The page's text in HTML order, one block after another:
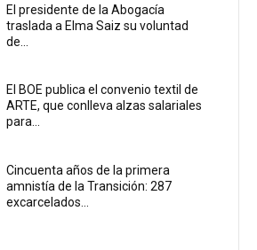
El presidente de la Abogacía
traslada a Elma Saiz su voluntad
de...
El BOE publica el convenio textil de
ARTE, que conlleva alzas salariales
para...
Cincuenta años de la primera
amnistía de la Transición: 287
excarcelados...